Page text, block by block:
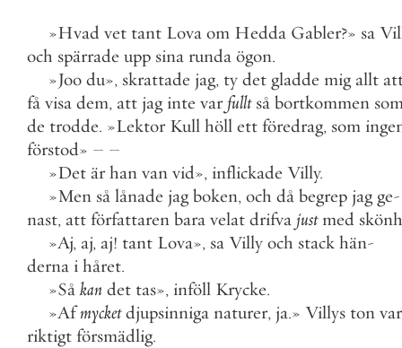
»Hvad vet tant Lova om Hedda Gabler?» sa
och spärrade upp sina runda ögon.
»Joo du», skrattade jag, ty det gladde mig allt
få visa dem, att jag inte var fullt så bortkommen
de trodde. »Lektor Kull höll ett föredrag, som
förstod» – –
»Det är han van vid», inflickade Villy.
»Men så lånade jag boken, och då begrep jag ge-
nast, att författaren bara velat drifva just med
»Aj, aj, aj! tant Lova», sa Villy och stack hän-
derna i håret.
»Så kan det tas», inföll Krycke.
»Af mycket djupsinniga naturer, ja.» Villys ton var
riktigt försmädlig.